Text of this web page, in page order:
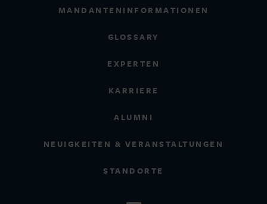
MANDANTENINFORMATIONEN
GLOSSARY
EXPERTEN
KARRIERE
ALUMNI
NEUIGKEITEN & VERANSTALTUNGEN
STANDORTE